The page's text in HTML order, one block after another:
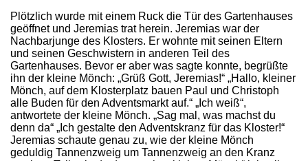
Plötzlich wurde mit einem Ruck die Tür des Gartenhauses
geöffnet und Jeremias trat herein. Jeremias war der
Nachbarjunge des Klosters. Er wohnte mit seinen Eltern
und seinen Geschwistern in anderen Teil des
Gartenhauses. Bevor er aber was sagte konnte, begrüßte
ihn der kleine Mönch: „Grüß Gott, Jeremias!“ „Hallo, kleiner
Mönch, auf dem Klosterplatz bauen Paul und Christoph
alle Buden für den Adventsmarkt auf.“ „Ich weiß“,
antwortete der kleine Mönch. „Sag mal, was machst du
denn da“ „Ich gestalte den Adventskranz für das Kloster!“
Jeremias schaute genau zu, wie der kleine Mönch
geduldig Tannenzweig um Tannenzweig an den Kranz